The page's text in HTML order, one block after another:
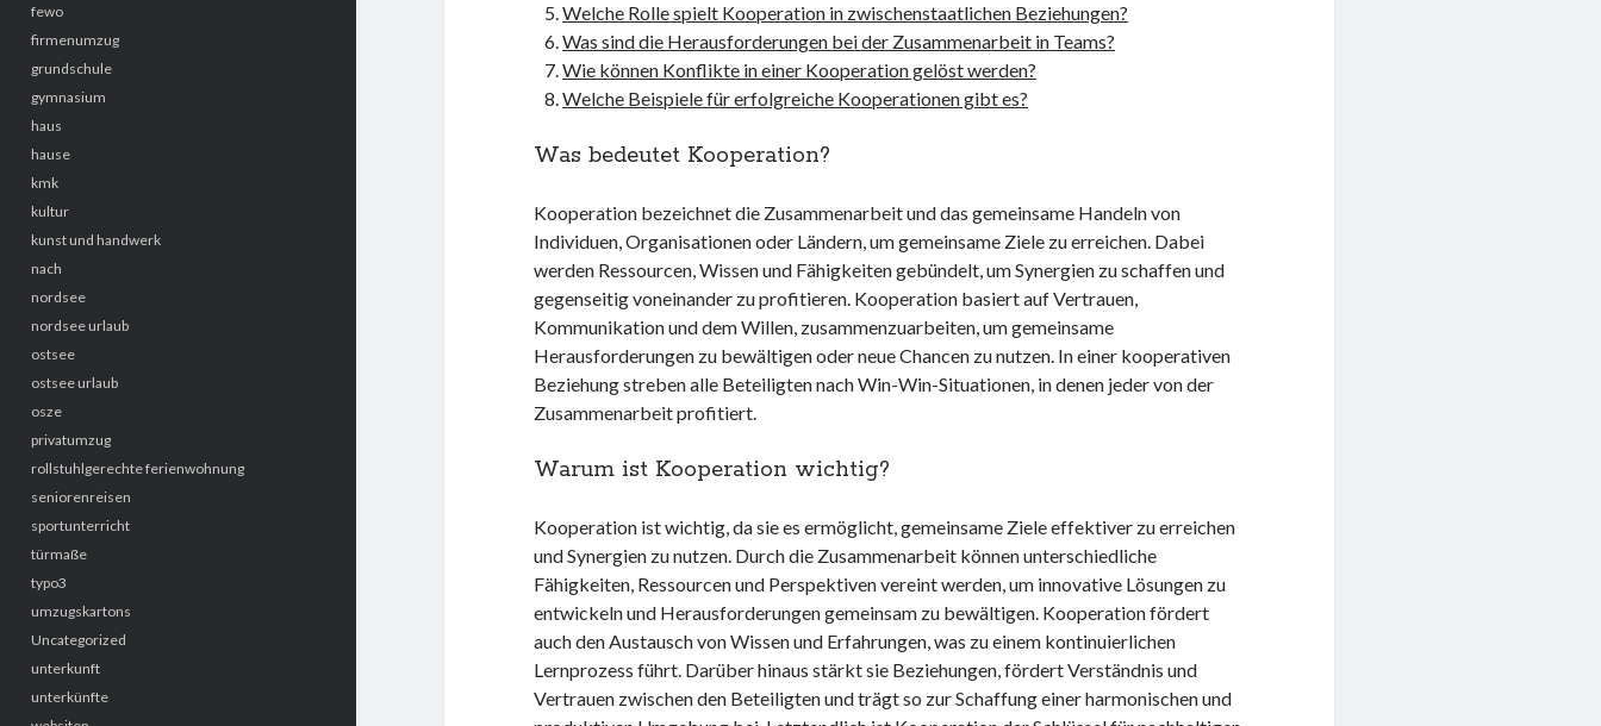
fewo
firmenumzug
grundschule
gymnasium
haus
hause
kmk
kultur
kunst und handwerk
nach
nordsee
nordsee urlaub
ostsee
ostsee urlaub
osze
privatumzug
rollstuhlgerechte ferienwohnung
seniorenreisen
sportunterricht
türmaße
typo3
umzugskartons
Uncategorized
unterkunft
unterkünfte
Welche Rolle spielt Kooperation in zwischenstaatlichen Beziehungen?
Was sind die Herausforderungen bei der Zusammenarbeit in Teams?
Wie können Konflikte in einer Kooperation gelöst werden?
Welche Beispiele für erfolgreiche Kooperationen gibt es?
Was bedeutet Kooperation?
Kooperation bezeichnet die Zusammenarbeit und das gemeinsame Handeln von
Individuen, Organisationen oder Ländern, um gemeinsame Ziele zu erreichen. Dabei
werden Ressourcen, Wissen und Fähigkeiten gebündelt, um Synergien zu schaffen und
gegenseitig voneinander zu profitieren. Kooperation basiert auf Vertrauen,
Kommunikation und dem Willen, zusammenzuarbeiten, um gemeinsame
Herausforderungen zu bewältigen oder neue Chancen zu nutzen. In einer kooperativen
Beziehung streben alle Beteiligten nach Win-Win-Situationen, in denen jeder von der
Zusammenarbeit profitiert.
Warum ist Kooperation wichtig?
Kooperation ist wichtig, da sie es ermöglicht, gemeinsame Ziele effektiver zu erreichen
und Synergien zu nutzen. Durch die Zusammenarbeit können unterschiedliche
Fähigkeiten, Ressourcen und Perspektiven vereint werden, um innovative Lösungen zu
entwickeln und Herausforderungen gemeinsam zu bewältigen. Kooperation fördert
auch den Austausch von Wissen und Erfahrungen, was zu einem kontinuierlichen
Lernprozess führt. Darüber hinaus stärkt sie Beziehungen, fördert Verständnis und
Vertrauen zwischen den Beteiligten und trägt so zur Schaffung einer harmonischen und